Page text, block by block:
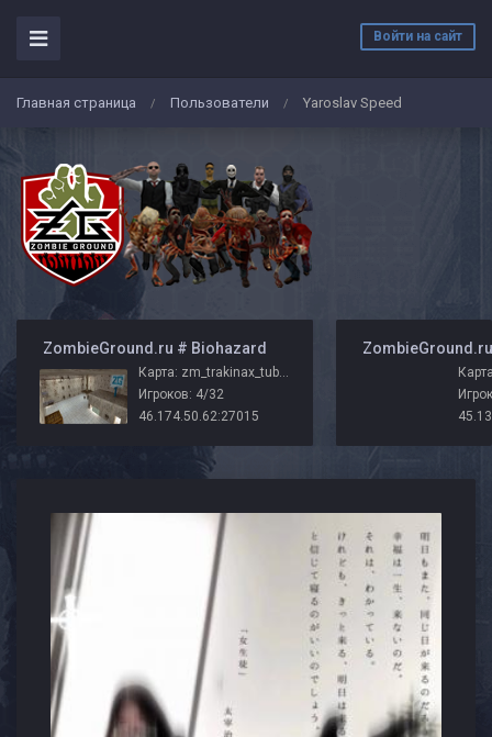
Войти на сайт
Главная страница / Пользователи / Yaroslav Speed
️ ZombieGround.ru # Biohazard
Карта: zm_trakinax_tubo_zg
Игроков: 4/32
46.174.50.62:27015